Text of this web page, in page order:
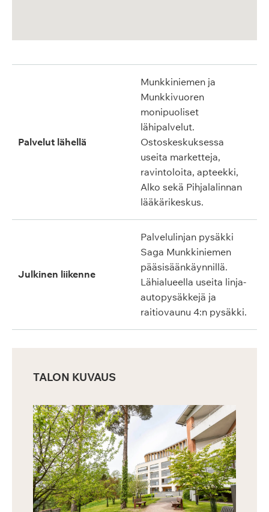
Palvelut lähellä
Munkkiniemen ja
Munkkivuoren
monipuoliset
lähipalvelut.
Ostoskeskuksessa
useita marketteja,
ravintoloita, apteekki,
Alko sekä Pihjalalinnan
lääkärikeskus.
Julkinen liikenne
Palvelulinjan pysäkki
Saga Munkkiniemen
pääsisäänkäynnillä.
Lähialueella useita linja-
autopysäkkejä ja
raitiovaunu 4:n pysäkki.
TALON KUVAUS